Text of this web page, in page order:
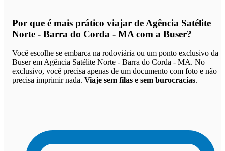
Por que é mais prático viajar de Agência Satélite
Norte - Barra do Corda - MA com a Buser?
Você escolhe se embarca na rodoviária ou um ponto exclusivo da
Buser em Agência Satélite Norte - Barra do Corda - MA. No
exclusivo, você precisa apenas de um documento com foto e não
precisa imprimir nada. Viaje sem filas e sem burocracias.